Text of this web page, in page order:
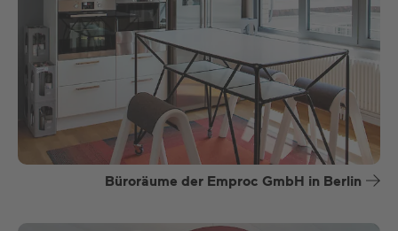
Büroräume der Emproc GmbH in Berlin